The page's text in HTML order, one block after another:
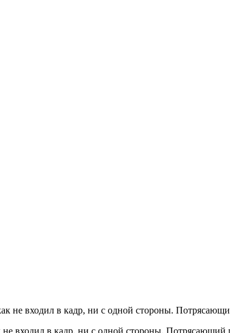
входил в кадр, ни с одной стороны. Потрясающий